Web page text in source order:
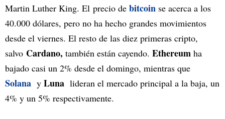
Martin Luther King. El precio de bitcoin se acerca a los
40.000 dólares, pero no ha hecho grandes movimientos
desde el viernes. El resto de las diez primeras cripto,
salvo Cardano, también están cayendo. Ethereum ha
bajado casi un 2% desde el domingo, mientras que
Solana y Luna lideran el mercado principal a la baja, un
4% y un 5% respectivamente.